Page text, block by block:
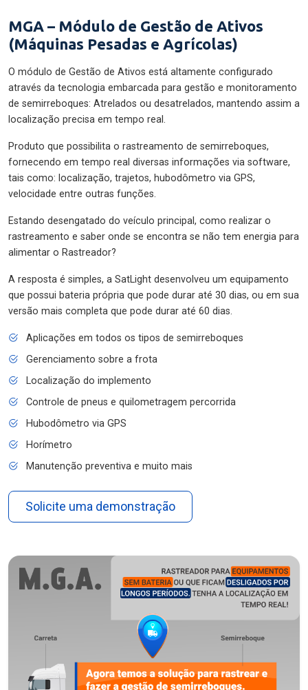
MGA – Módulo de Gestão de Ativos
(Máquinas Pesadas e Agrícolas)
O módulo de Gestão de Ativos está altamente configurado
através da tecnologia embarcada para gestão e monitoramento
de semirreboques: Atrelados ou desatrelados, mantendo assim a
localização precisa em tempo real.
Produto que possibilita o rastreamento de semirreboques,
fornecendo em tempo real diversas informações via software,
tais como: localização, trajetos, hubodômetro via GPS,
velocidade entre outras funções.
Estando desengatado do veículo principal, como realizar o
rastreamento e saber onde se encontra se não tem energia para
alimentar o Rastreador?
A resposta é simples, a SatLight desenvolveu um equipamento
que possui bateria própria que pode durar até 30 dias, ou em sua
versão mais completa que pode durar até 60 dias.
Aplicações em todos os tipos de semirreboques
Gerenciamento sobre a frota
Localização do implemento
Controle de pneus e quilometragem percorrida
Hubodômetro via GPS
Horímetro
Manutenção preventiva e muito mais
Solicite uma demonstração